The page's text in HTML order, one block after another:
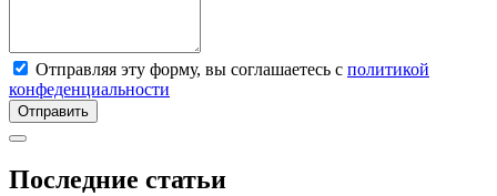
Отправляя эту форму, вы соглашаетесь с политикой
конфеденциальности
Отправить
Последние статьи